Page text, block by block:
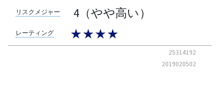
リスクメジャー 4（やや高い）
レーティング ★★★★
25314192
2019020502